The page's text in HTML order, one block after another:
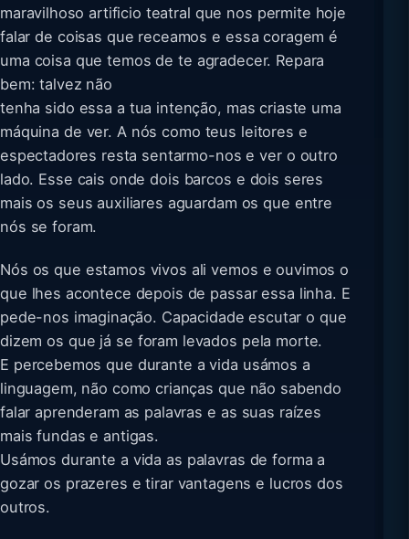
maravilhoso artificio teatral que nos permite hoje
falar de coisas que receamos e essa coragem é
uma coisa que temos de te agradecer. Repara
bem: talvez não
tenha sido essa a tua intenção, mas criaste uma
máquina de ver. A nós como teus leitores e
espectadores resta sentarmo-nos e ver o outro
lado. Esse cais onde dois barcos e dois seres
mais os seus auxiliares aguardam os que entre
nós se foram.
Nós os que estamos vivos ali vemos e ouvimos o
que lhes acontece depois de passar essa linha. E
pede-nos imaginação. Capacidade escutar o que
dizem os que já se foram levados pela morte.
E percebemos que durante a vida usámos a
linguagem, não como crianças que não sabendo
falar aprenderam as palavras e as suas raízes
mais fundas e antigas.
Usámos durante a vida as palavras de forma a
gozar os prazeres e tirar vantagens e lucros dos
outros.